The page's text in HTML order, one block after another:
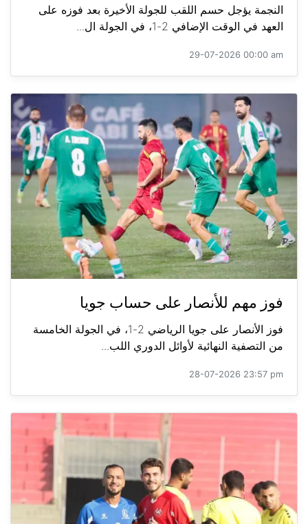
النجمة يؤجل حسم اللقب للجولة الأخيرة بعد فوزه على
العهد في الوقت الإضافي 2-1، في الجولة ال...
29-07-2026 00:00 am
فوز مهم للأنصار على حساب جويا
فوز الأنصار على جويا الرياضي 2-1، في الجولة الخامسة
من التصفية النهائية لأوائل الدوري اللب...
28-07-2026 23:57 pm